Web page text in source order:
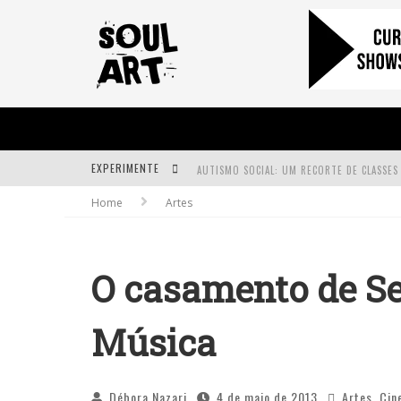
EXPERIMENTE
Home Artes
O casamento de
Música
Débora Nazari 4 de maio de 2013 Artes